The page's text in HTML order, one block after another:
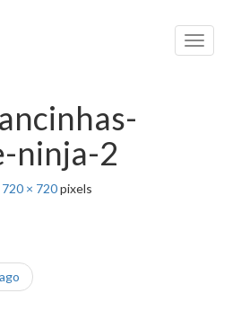
Alternar
ninja-2
720 × 720pixels